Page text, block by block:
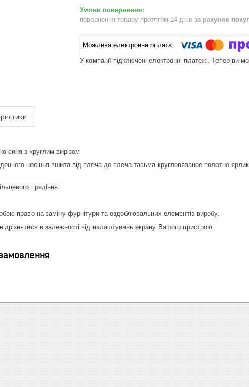
повернення товару протягом 14 днів за рахунок
У компанії підключені електронні платежі. Тепер ви
синя з круглим вирізом
носіння вшита від плеча до плеча тасьма кругловязаное полотно
прядіння
право на заміну фурнітури та оздоблювальних елементів виробу.
в залежності від налаштувань екрану Вашого пристрою.